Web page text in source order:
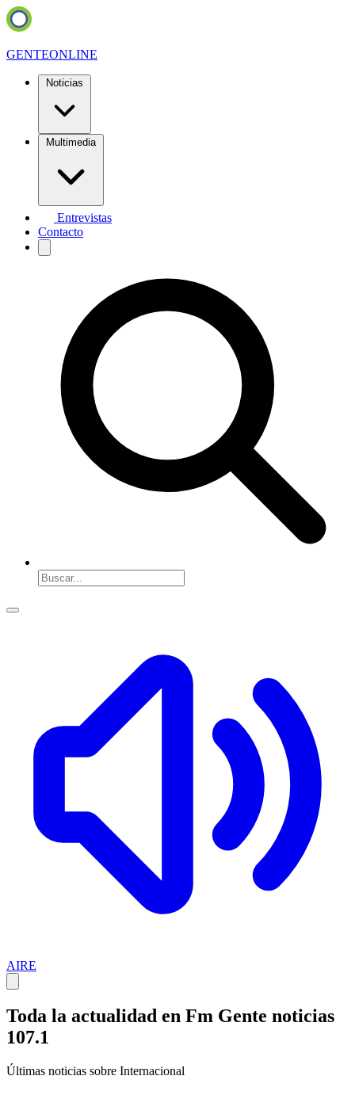
GENTEONLINE
Noticias
Multimedia
Entrevistas
Contacto
AIRE
Toda la actualidad en Fm Gente noticias
107.1
Últimas noticias sobre Internacional